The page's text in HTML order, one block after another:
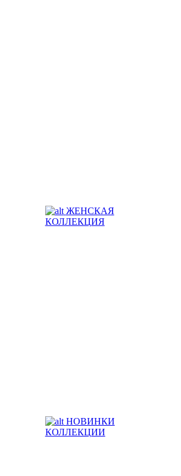
ЖЕНСКАЯ
КОЛЛЕКЦИЯ
НОВИНКИ
КОЛЛЕКЦИИ